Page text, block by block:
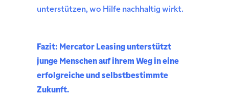
unterstützen, wo Hilfe nachhaltig wirkt.
Fazit: Mercator Leasing unterstützt
junge Menschen auf ihrem Weg in eine
erfolgreiche und selbstbestimmte
Zukunft.